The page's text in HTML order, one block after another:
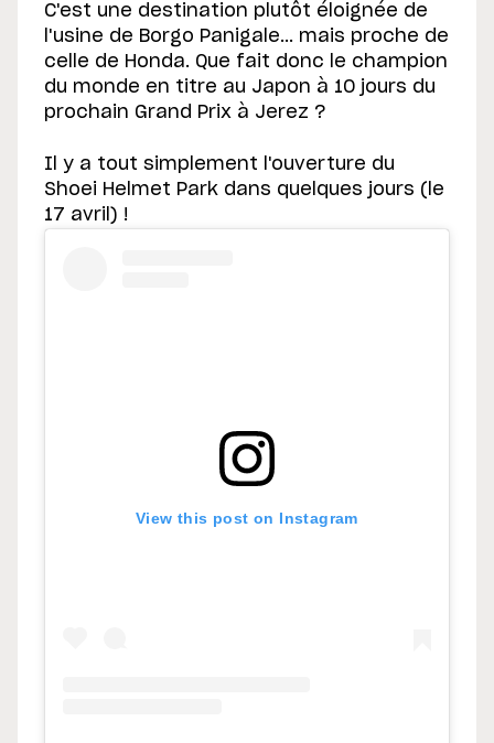
C'est une destination plutôt éloignée de
l'usine de Borgo Panigale... mais proche de
celle de Honda. Que fait donc le champion
du monde en titre au Japon à 10 jours du
prochain Grand Prix à Jerez ?
Il y a tout simplement l'ouverture du
Shoei Helmet Park dans quelques jours (le
17 avril) !
View this post on Instagram